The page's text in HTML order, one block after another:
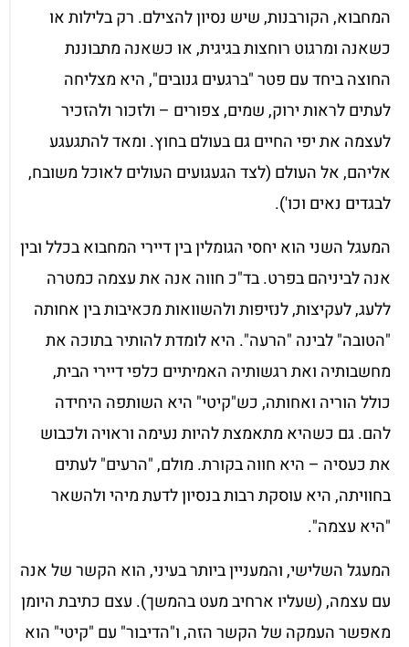
המחבוא, הקורבנות, שיש נסיון להצילם. רק בלילות או
כשאנה ומרגוט רוחצות בגיגית, או כשאנה מתבוננת
החוצה ביחד עם פטר "ברגעים גנובים", היא מצליחה
לעתים לראות ירוק, שמים, צפורים – ולזכור ולהזכיר
לעצמה את יפי החיים גם בעולם בחוץ. ומאד להתגעגע
אליהם, אל העולם (לצד הגעגועים העולים לאוכל משובח,
לבגדים נאים וכו').
המעגל השני הוא יחסי הגומלין בין דיירי המחבוא בכלל ובין
אנה לביניהם בפרט. בד"כ חווה אנה את עצמה כמטרה
ללעג, לעקיצות, לנזיפות ולהשוואות מכאיבות בין אחותה
"הטובה" לבינה "הרעה". היא לומדת להותיר בתוכה את
מחשבותיה ואת רגשותיה האמיתיים כלפי דיירי הבית,
כולל הוריה ואחותה, כש"קיטי" היא השותפה היחידה
להם. גם כשהיא מתאמצת להיות נעימה וראויה ולכבוש
את כעסיה – היא חווה בקורת. מולם, "הרעים" לעתים
בחוויתה, היא עוסקת רבות בנסיון לדעת מיהי ולהשאר
"היא עצמה".
המעגל השלישי, והמעניין ביותר בעיני, הוא הקשר של אנה
עם עצמה, (שעליו ארחיב מעט בהמשך). עצם כתיבת היומן
מאפשר העמקה של הקשר הזה, ו"הדיבור" עם "קיטי" הוא